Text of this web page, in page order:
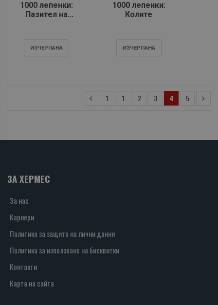
1000 лепенки:
Пазител на
ИЗЧЕРПАНA
1000 лепенки:
Колите
ИЗЧЕРПАНA
1 1 2 3 4 5
ЗА ХЕРМЕС
За нас
Кариери
Политика за защита на лични данни
Политика за използване на бисквитки
Контакти
Карта на сайта